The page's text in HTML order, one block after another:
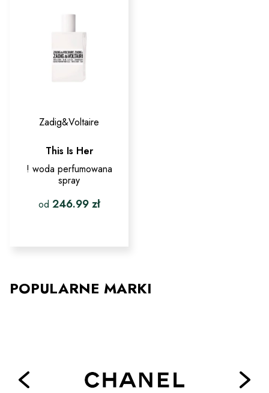
wybrać
stronie
Zadig&Voltaire
This Is Her
! woda perfumowana
spray
od 246.99zł
ma
Opcje
można
POPULARNE MARKI